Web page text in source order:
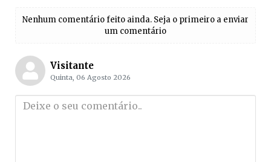
Nenhum comentário feito ainda. Seja o primeiro a enviar
um comentário
Visitante
Quinta, 06 Agosto 2026